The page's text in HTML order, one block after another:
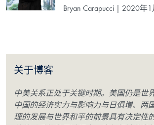
Bryan Carapucci | 2020年1
关于博客
中美关系正处于关键时期。美国仍是世
中国的经济实力与影响力与日俱增。两
理的发展与世界和平的前景具有决定性